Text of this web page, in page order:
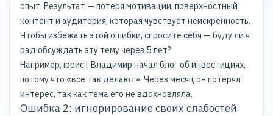
опыт. Результат — потеря мотивации, поверхностный
контент и аудитория, которая чувствует неискренность.
Чтобы избежать этой ошибки, спросите себя — буду ли я
рад обсуждать эту тему через 5 лет?
Например, юрист Владимир начал блог об инвестициях,
потому что «все так делают». Через месяц он потерял
интерес, так как тема его не вдохновляла.
Ошибка 2: игнорирование своих слабостей